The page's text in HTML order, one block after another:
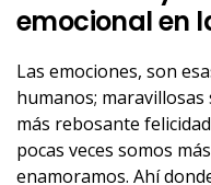
emocional en
Las emociones, son
humanos;
más rebosante
pocas veces somos
enamoramos. Ahí